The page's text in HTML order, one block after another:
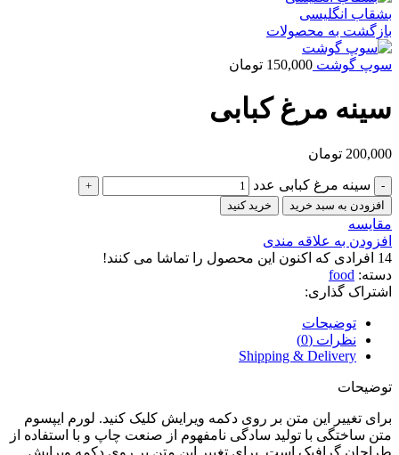
بشقاب انگلیسی
بازگشت به محصولات
سوپ گوشت 150,000 تومان
سینه مرغ کبابی
200,000 تومان
سینه مرغ کبابی عدد
افزودن به سبد خرید خرید کنید
مقايسه
افزودن به علاقه مندی
14 افرادی که اکنون این محصول را تماشا می کنند!
دسته: food
اشتراک گذاری:
توضیحات
نظرات (0)
Shipping & Delivery
توضیحات
برای تغییر این متن بر روی دکمه ویرایش کلیک کنید. لورم ایپسوم
متن ساختگی با تولید سادگی نامفهوم از صنعت چاپ و با استفاده از
طراحان گرافیک است. برای تغییر این متن بر روی دکمه ویرایش